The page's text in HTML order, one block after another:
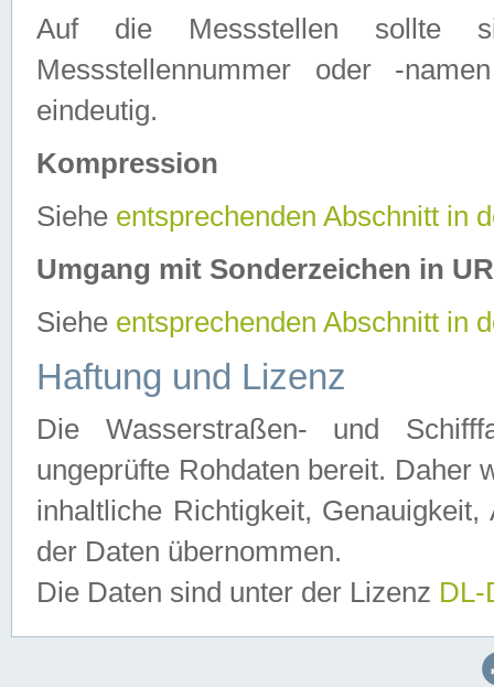
Auf die Messstellen sollte
Messstellennummer oder -
eindeutig.
Kompression
Siehe entsprechenden Abschnitt in
Umgang mit Sonderzeichen in
Siehe entsprechenden Abschnitt in
Haftung und Lizenz
Die Wasserstraßen- und
ungeprüfte Rohdaten bereit. Daher
inhaltliche Richtigkeit,
der Daten übernommen.
Die Daten sind unter der Lizenz